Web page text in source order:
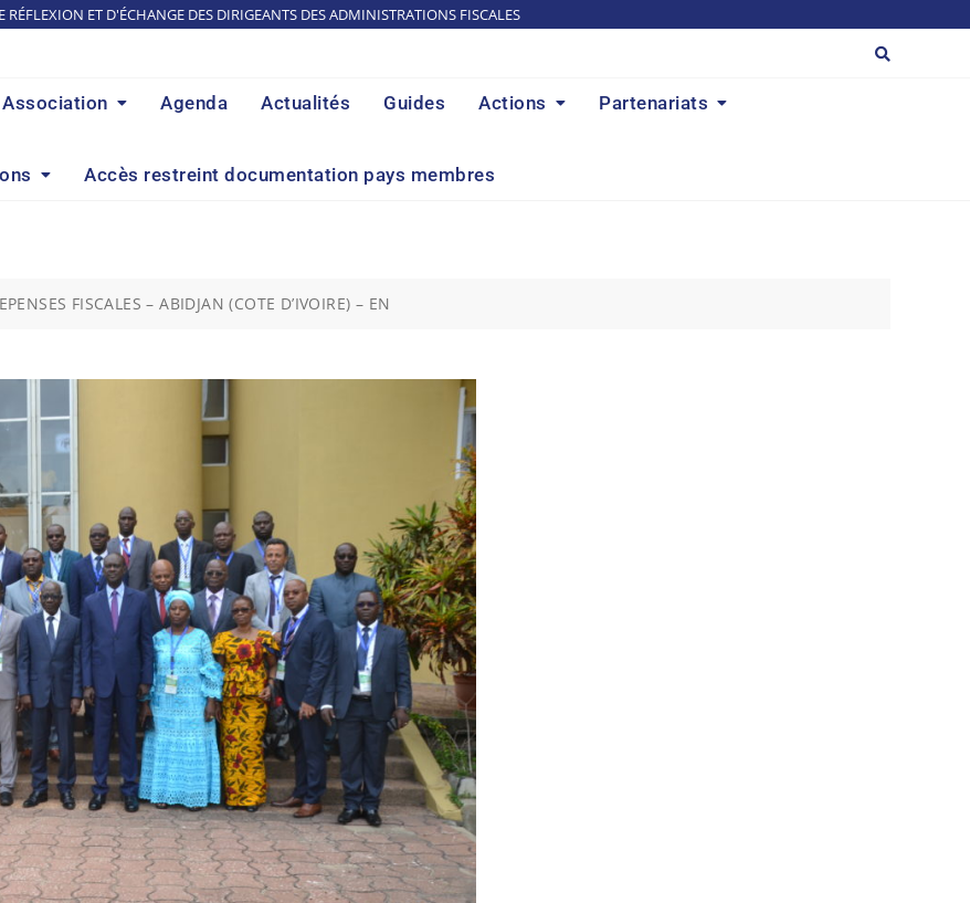
RÉFLEXION ET D'ÉCHANGE DES DIRIGEANTS DES ADMINISTRATIONS FISCALES
Association Agenda Actualités Guides Actions Partenariats
Accès restreint documentation pays membres
FISCALES – ABIDJAN (COTE D’IVOIRE) – EN